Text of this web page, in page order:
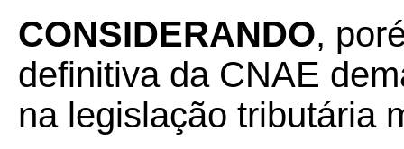
CONSIDERANDO,
definitiva da CNAE
na legislação tributária